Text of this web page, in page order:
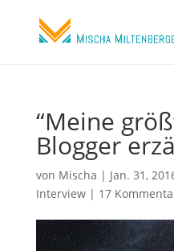
“Meine
Blogger
von Mischa | Jan. 31,
Interview| 17